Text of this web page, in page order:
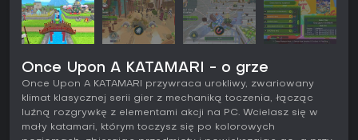
Once Upon A KATAMARI - o grze
Once Upon A KATAMARI przywraca urokliwy, zwariowany
klimat klasycznej serii gier z mechaniką toczenia, łącząc
luźną rozgrywkę z elementami akcji na PC. Wcielasz się w
mały katamari, którym toczysz się po kolorowych